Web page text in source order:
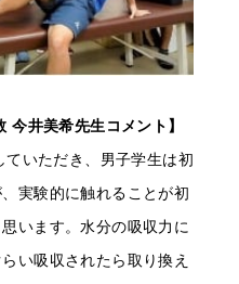
今井美希先生コメント】
いただき、男子学生は初
実験的に触れることが初
います。水分の吸収力に
い吸収されたら取り換え